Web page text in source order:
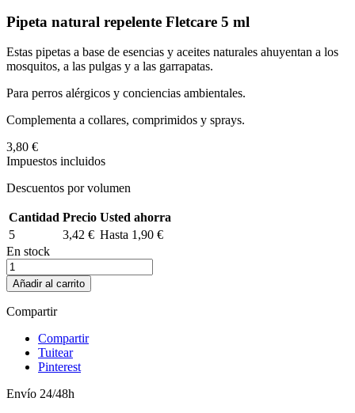
Pipeta natural repelente Fletcare 5 ml
Estas pipetas a base de esencias y aceites naturales ahuyentan a los
mosquitos, a las pulgas y a las garrapatas.
Para perros alérgicos y conciencias ambientales.
Complementa a collares, comprimidos y sprays.
3,80 €
Impuestos incluidos
Descuentos por volumen
Cantidad Precio Usted ahorra
5
3,42 € Hasta 1,90 €
En stock
Añadir al carrito
Compartir
Compartir
Tuitear
Pinterest
Envío 24/48h